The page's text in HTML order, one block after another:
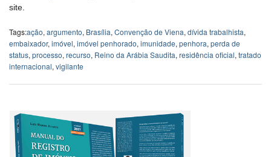
site.
Tags:ação, argumento, Brasília, Convenção de Viena, dívida trabalhista,
embaixador, imóvel, imóvel penhorado, imunidade, penhora, perda de
status, processo, recurso, Reino da Arábia Saudita, residência oficial, tratado
internacional, vigilante